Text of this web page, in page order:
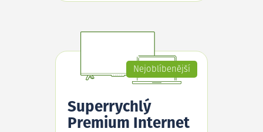
Nejoblíbenější
Superrychlý
Premium Internet